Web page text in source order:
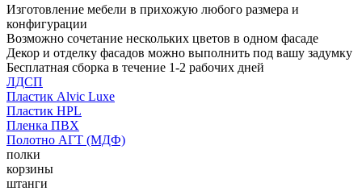
Изготовление мебели в прихожую любого размера и
конфигурации
Возможно сочетание нескольких цветов в одном фасаде
Декор и отделку фасадов можно выполнить под вашу задумку
Бесплатная сборка в течение 1-2 рабочих дней
ЛДСП
Пластик Alvic Luxe
Пластик HPL
Пленка ПВХ
Полотно АГТ (МДФ)
полки
корзины
штанги